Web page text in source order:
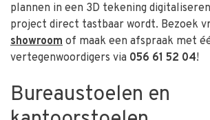
plannen in een 3D tekening
project direct tastbaar wordt. Bezoek
showroom of maak een afspraak met
vertegenwoordigers via 056 61 52 04!
Bureaustoelen en